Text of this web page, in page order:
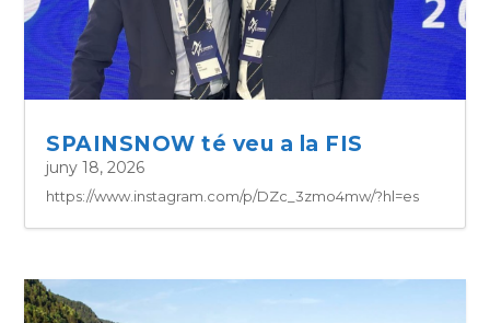
SPAINSNOW té veu a la FIS
juny 18, 2026
https://www.instagram.com/p/DZc_3zmo4mw/?hl=es